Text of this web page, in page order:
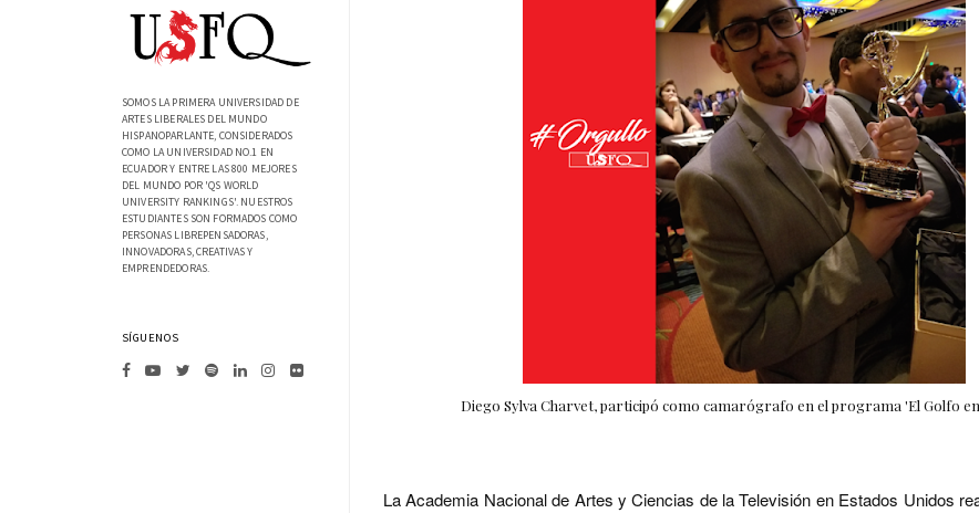
Diego Sylva Charvet, participó como camarógrafo en el programa 'El Golfo
La Academia Nacional de Artes y Ciencias de la Televisión en Estados Unidos
SOMOS LA PRIMERA UNIVERSIDAD DE
ARTES LIBERALES DEL MUNDO
HISPANOPARLANTE, CONSIDERADOS
COMO LA UNIVERSIDAD NO.1 EN
ECUADOR Y ENTRE LAS 800 MEJORES
DEL MUNDO POR 'QS WORLD
UNIVERSITY RANKINGS'. NUESTROS
ESTUDIANTES SON FORMADOS COMO
PERSONAS LIBREPENSADORAS,
INNOVADORAS, CREATIVAS Y
EMPRENDEDORAS.
SÍGUENOS